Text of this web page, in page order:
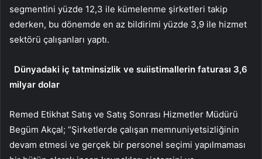
segmentini yüzde 12,3 ile kümelenme şirketleri takip
ederken, bu dönemde en az bildirimi yüzde 3,9 ile hizmet
sektörü çalışanları yaptı.
Dünyadaki iç tatminsizlik ve suiistimallerin faturası 3,6
milyar dolar
Remed Etikhat Satış ve Satış Sonrası Hizmetler Müdürü
Begüm Akçal; “Şirketlerde çalışan memnuniyetsizliğinin
devam etmesi ve gerçek bir personel seçimi yapılmaması